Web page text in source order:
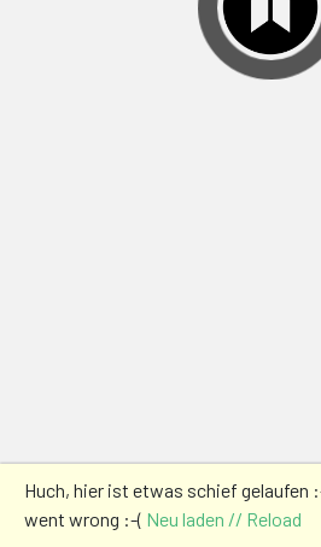
Huch, hier ist etwas schief gelaufen
went wrong :-( Neu laden // Reload